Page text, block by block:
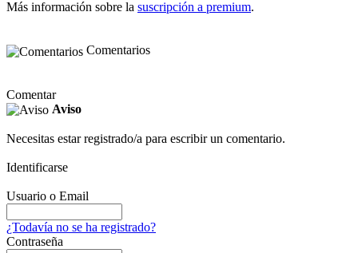
Más información sobre la suscripción a premium.
Comentarios
Comentar
Aviso
Necesitas estar registrado/a para escribir un comentario.
Identificarse
Usuario o Email
¿Todavía no se ha registrado?
Contraseña